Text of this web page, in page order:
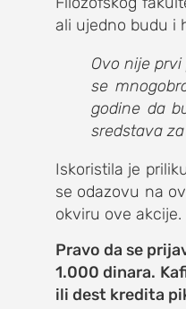
ali ujedno budu i
Ovo nije
se
godine da
sredstava
Iskoristila je
se odazovu na
okviru ove akcije.
Pravo da se
1.000 dinara.
ili dest kredita